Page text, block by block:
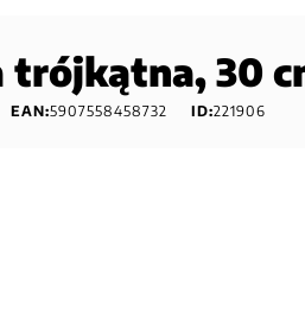
30
EAN:5907558458732 ID:221906